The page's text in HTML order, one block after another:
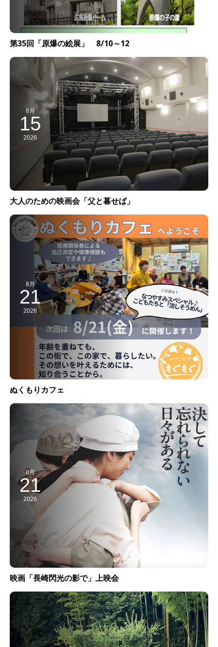
第35回「原爆の絵展」 8/10～12
8月
15
2026
大人のための映画会「父と暮せば」
8月
21
2026
ぬくもりカフェ
8月
21
2026
映画「長崎閃光の影で」上映会